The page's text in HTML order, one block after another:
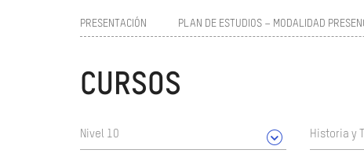
PRESENTACIÓN PLAN DE ESTUDIOS – MODALIDAD
CURSOS
Nivel 10 Historia y